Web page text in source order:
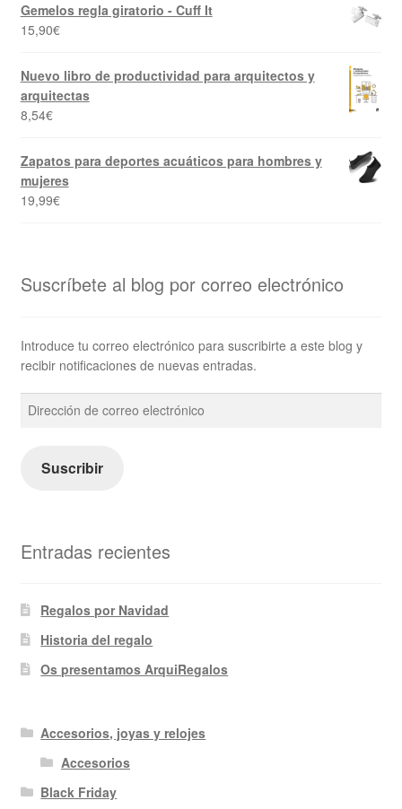
Gemelos regla giratorio - Cuff It
15,90€
Nuevo libro de productividad para arquitectos y
arquitectas
8,54€
Zapatos para deportes acuáticos para hombres y
mujeres
19,99€
Suscríbete al blog por correo electrónico
Introduce tu correo electrónico para suscribirte a este blog y
recibir notificaciones de nuevas entradas.
Dirección
de
electrónico
Suscribir
Entradas recientes
Regalos por Navidad
Historia del regalo
Os presentamos ArquiRegalos
Accesorios, joyas y relojes
Accesorios
Black Friday